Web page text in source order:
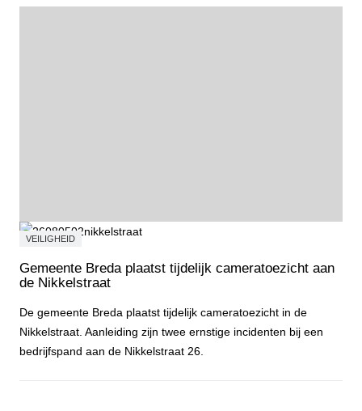
VEILIGHEID
Gemeente Breda plaatst tijdelijk cameratoezicht aan
de Nikkelstraat
De gemeente Breda plaatst tijdelijk cameratoezicht in de
Nikkelstraat. Aanleiding zijn twee ernstige incidenten bij een
bedrijfspand aan de Nikkelstraat 26.